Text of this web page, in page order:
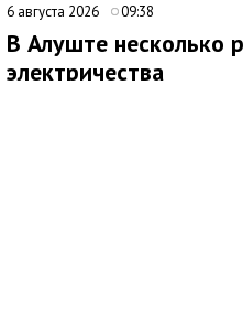
6 августа 2026 09:38
В Алуште несколько
электричества